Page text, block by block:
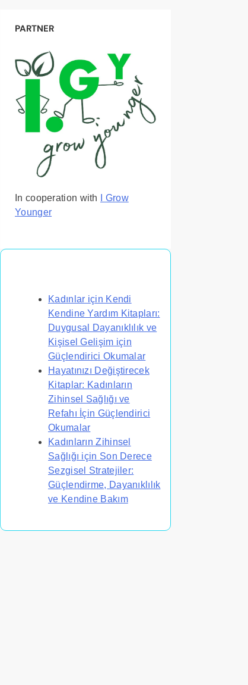
PARTNER
In cooperation with
I Grow
Younger
Kadınlar için Kendi
Kendine Yardım Kitapları:
Duygusal Dayanıklılık ve
Kişisel Gelişim için
Güçlendirici Okumalar
Hayatınızı Değiştirecek
Kitaplar: Kadınların
Zihinsel Sağlığı ve
Refahı İçin Güçlendirici
Okumalar
Kadınların Zihinsel
Sağlığı için Son Derece
Sezgisel Stratejiler:
Güçlendirme, Dayanıklılık
ve Kendine Bakım